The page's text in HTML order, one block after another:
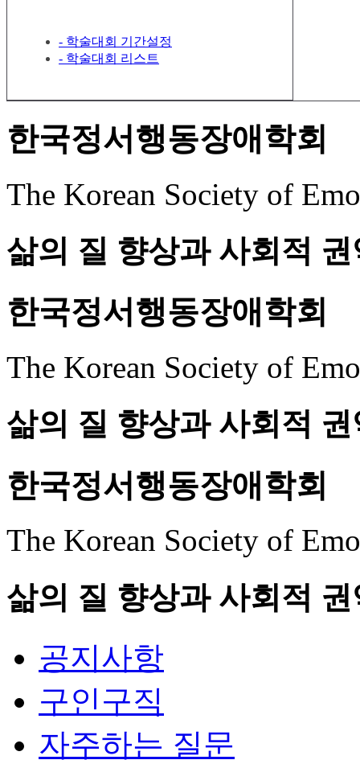
- 학술대회 기간설정
- 학술대회 리스트
한국정서행동장애학회
The Korean Society of
삶의 질 향상과 사회적
한국정서행동장애학회
The Korean Society of
삶의 질 향상과 사회적
한국정서행동장애학회
The Korean Society of
삶의 질 향상과 사회적
공지사항
구인구직
자주하는 질문